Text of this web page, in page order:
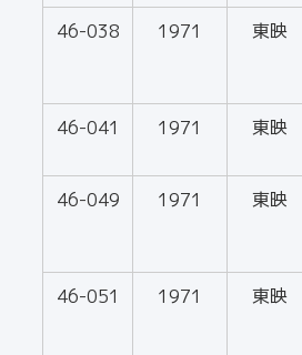
46-038 1971 東映
46-041 1971 東映
46-049 1971 東映
46-051 1971 東映